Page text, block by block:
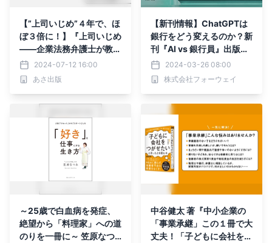
【”上司いじめ”４年で、ほ
ぼ３倍に！】『上司いじめ
――企業法務弁護士が教え
る上司のためのハラスメン
ト対応法/國安耕太著』20
24年7月17日刊行
2024-07-12 16:00
あさ出版
【新刊情報】ChatGPTは
銀行をどう変えるのか？新
刊『AI vs 銀行員』出版社
パノラボより発売！
2024-03-26 08:00
株式会社フォーウェイ
～25歳で白血病を発症、
絶望から「料理家」への道
のりを一冊に～ 笠原なつ
中谷健太 著『中小企業の
「事業承継」この１冊で大
丈夫！「子どもに会社をつ